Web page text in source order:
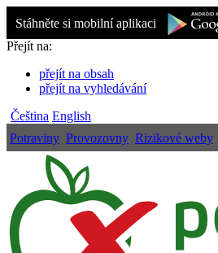
Stáhněte si mobilní aplikaci
Přejít na:
přejít na obsah
přejít na vyhledávání
Čeština English
Potraviny Provozovny Rizikové weby